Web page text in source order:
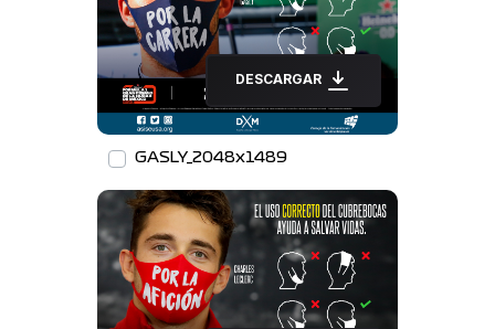
DESCARGAR
GASLY_2048x1489